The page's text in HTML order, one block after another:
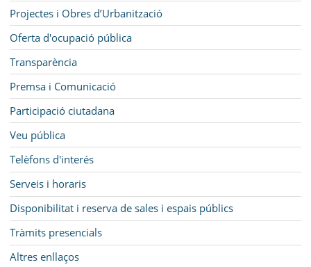
Projectes i Obres d’Urbanització
Oferta d'ocupació pública
Transparència
Premsa i Comunicació
Participació ciutadana
Veu pública
Telèfons d'interés
Serveis i horaris
Disponibilitat i reserva de sales i espais públics
Tràmits presencials
Altres enllaços